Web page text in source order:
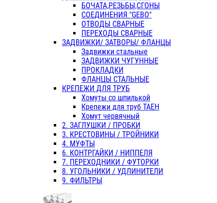
БОЧАТА,РЕЗЬБЫ,СГОНЫ
СОЕДИНЕНИЯ "GEBO"
ОТВОДЫ СВАРНЫЕ
ПЕРЕХОДЫ СВАРНЫЕ
ЗАДВИЖКИ/ ЗАТВОРЫ/ ФЛАНЦЫ
Задвижки стальные
ЗАДВИЖКИ ЧУГУННЫЕ
ПРОКЛАДКИ
ФЛАНЦЫ СТАЛЬНЫЕ
КРЕПЕЖИ ДЛЯ ТРУБ
Хомуты со шпилькой
Крепежи для труб ТАЕН
Хомут червячный
2. ЗАГЛУШКИ / ПРОБКИ
3. КРЕСТОВИНЫ / ТРОЙНИКИ
4. МУФТЫ
6. КОНТРГАЙКИ / НИППЕЛЯ
7. ПЕРЕХОДНИКИ / ФУТОРКИ
8. УГОЛЬНИКИ / УДЛИНИТЕЛИ
9. ФИЛЬТРЫ